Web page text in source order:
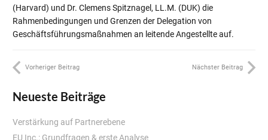
(Harvard) und Dr. Clemens Spitznagel, LL.M. (DUK) die
Rahmenbedingungen und Grenzen der Delegation von
Geschäftsführungsmaßnahmen an leitende Angestellte auf.
Vorheriger Beitrag Nächster Beitrag
Neueste Beiträge
Verstärkung auf Partnerebene
EU Inc.: Grundfragen & erste Analyse